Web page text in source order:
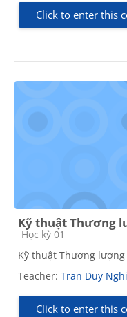
Click to enter this
Kỹ thuật Thương
Course category
Học kỳ 01
Kỹ thuật Thương
Teacher: Tran Duy
Click to enter this